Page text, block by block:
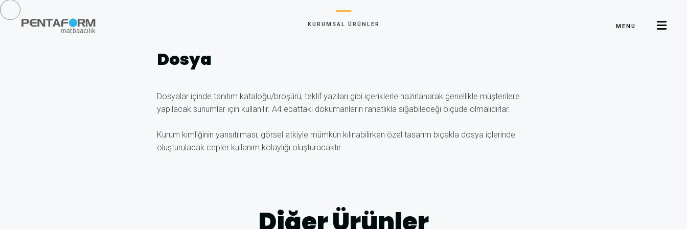
MENU
KURUMSAL ÜRÜNLER
Dosya
Dosyalar içinde tanıtım kataloğu/broşürü, teklif yazıları gibi içeriklerle hazırlanarak genellikle müşterilere
yapılacak sunumlar için kullanılır. A4 ebattaki dökümanların rahatlıkla sığabileceği ölçüde olmalıdırlar.
Kurum kimliğinin yansıtılması, görsel etkiyle mümkün kılınabilirken özel tasarım bıçakla dosya içlerinde
oluşturulacak cepler kullanım kolaylığı oluşturacaktır.
Diğer Ürünler